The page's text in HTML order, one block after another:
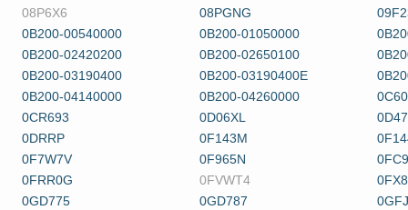
08P6X6
08PGNG
0B200-00540000
0B200-01050000
0B200-02420200
0B200-02650100
0B200-03190400
0B200-03190400E
0B200-04140000
0B200-04260000
0CR693
0D06XL
0DRRP
0F143M
0F7W7V
0F965N
0FRR0G
0FVWT4
0GD775
0GD787